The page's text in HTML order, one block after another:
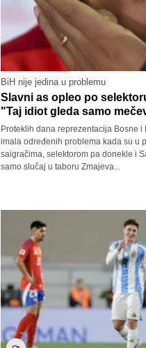
BiH nije jedina u problemu
Slavni as opleo po
"Taj idiot gleda samo
Proteklih dana reprezentacija Bosne
imala određenih problema kada su u
saigračima, selektorom pa donekle i
samo slučaj u taboru Zmajeva...